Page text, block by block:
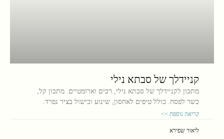
קניידלך של סבתא נילי
מתכון לקניידלך של סבתא נילי, רכים וארומטיים. מתכון קל,
כשר לפסח. כולל טיפים לאחסון, שינוע ובישול בציר נפרד.
קריאה נוספת >>
ליאור שפירא